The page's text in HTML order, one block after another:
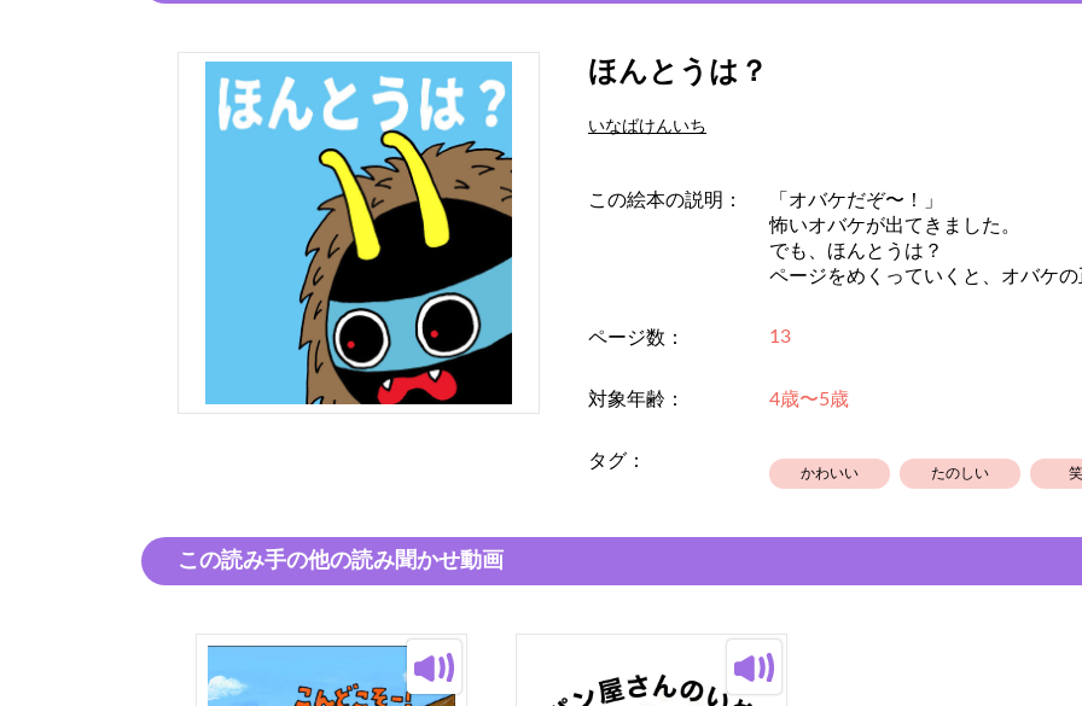
ほんとうは？
いなばけんいち
この絵本の説明：
「オバケだぞ〜！」
怖いオバケが出てきました。
でも、ほんとうは？
ページをめくっていくと、オバケの
ページ数： 13
対象年齢： 4歳〜5歳
タグ：
かわいい たのしい
この読み手の他の読み聞かせ動画